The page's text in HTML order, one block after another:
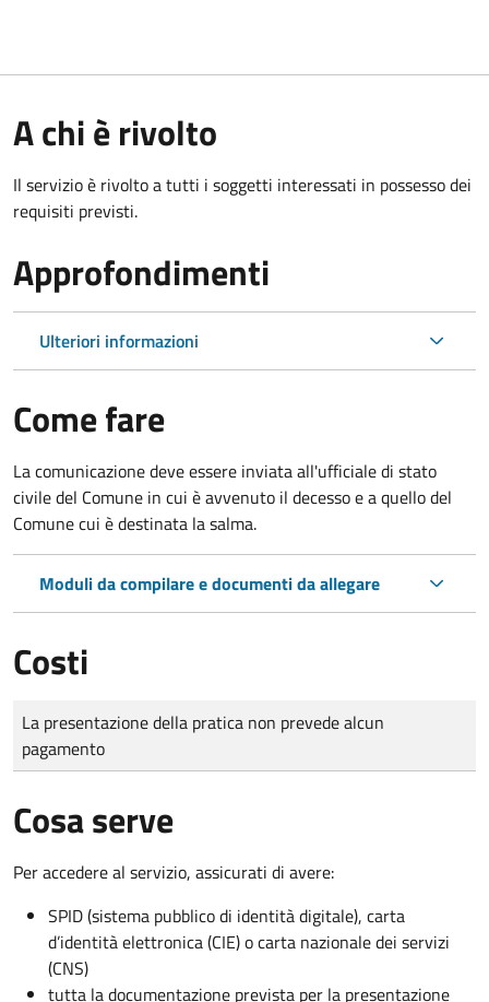
A chi è rivolto
Il servizio è rivolto a tutti i soggetti interessati in possesso dei
requisiti previsti.
Approfondimenti
Ulteriori informazioni
Come fare
La comunicazione deve essere inviata all'ufficiale di stato
civile del Comune in cui è avvenuto il decesso e a quello del
Comune cui è destinata la salma.
Moduli da compilare e documenti da allegare
Costi
Tipo di pagamento
Importo
La presentazione della pratica non prevede alcun
pagamento
Cosa serve
Per accedere al servizio, assicurati di avere:
SPID (sistema pubblico di identità digitale), carta
d’identità elettronica (CIE) o carta nazionale dei servizi
(CNS)
tutta la documentazione prevista per la presentazione